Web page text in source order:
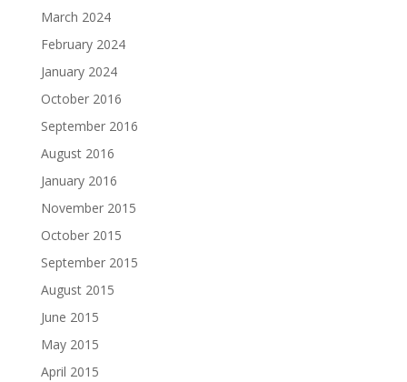
March 2024
February 2024
January 2024
October 2016
September 2016
August 2016
January 2016
November 2015
October 2015
September 2015
August 2015
June 2015
May 2015
April 2015